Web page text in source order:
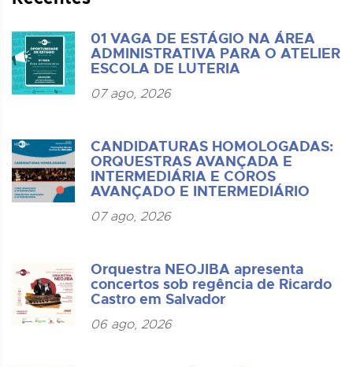
01 VAGA DE ESTÁGIO NA ÁREA
ADMINISTRATIVA PARA O ATELIER
ESCOLA DE LUTERIA
07 ago, 2026
CANDIDATURAS HOMOLOGADAS:
ORQUESTRAS AVANÇADA E
INTERMEDIÁRIA E COROS
AVANÇADO E INTERMEDIÁRIO
07 ago, 2026
Orquestra NEOJIBA apresenta
concertos sob regência de Ricardo
Castro em Salvador
06 ago, 2026